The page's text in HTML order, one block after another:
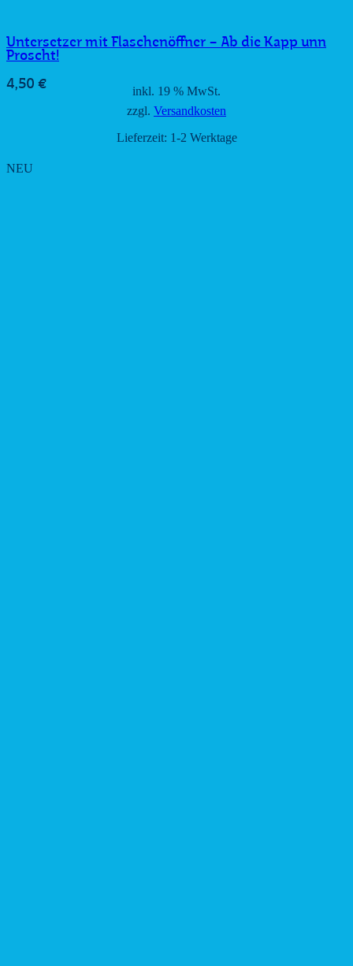
Untersetzer mit Flaschenöffner – Ab die Kapp unn
Proscht!
4,50 €
inkl. 19 % MwSt.
zzgl. Versandkosten
Lieferzeit: 1-2 Werktage
NEU